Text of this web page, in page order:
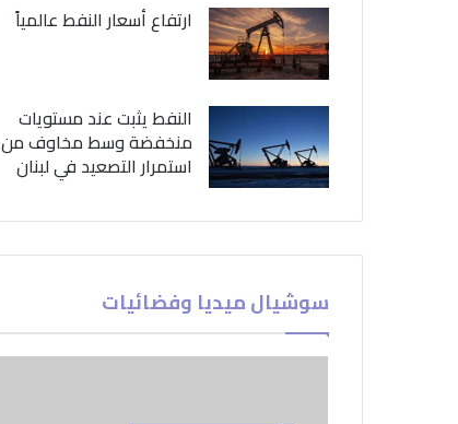
ارتفاع أسعار النفط عالمياً
النفط يثبت عند مستويات
منخفضة وسط مخاوف من
استمرار التصعيد في لبنان
سوشيال ميديا وفضائيات